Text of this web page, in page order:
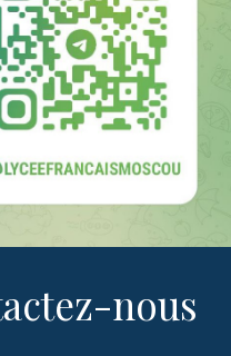
nous